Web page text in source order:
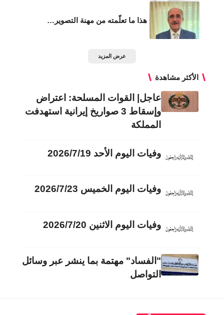
هذا ما تعلّمته من مهنة التصوير…
عرض المزيد
الأكثر مشاهدة
عاجل| القوات المسلحة: اعتراض
وإسقاط 3 صواريخ إيرانية استهدفت
المملكة
وفيات اليوم الأحد 2026/7/19
وفيات اليوم الخميس 2026/7/23
وفيات اليوم الاثنين 2026/7/20
"الفساد" مهتمة بما ينشر عبر وسائل
التواصل